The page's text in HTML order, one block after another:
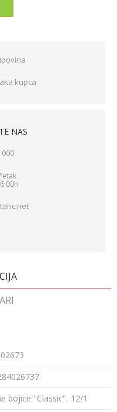
kupca
NAS
000
bojice ''Classic'', 12/1